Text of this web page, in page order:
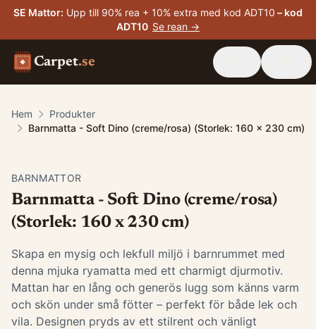
SE Mattor: Upp till 90% rea + 10% extra med kod ADT10 – kod
ADT10 Se rean →
Carpet.se
Hem
Produkter
Barnmatta - Soft Dino (creme/rosa) (Storlek: 160 x 230 cm)
BARNMATTOR
Barnmatta - Soft Dino (creme/rosa)
(Storlek: 160 x 230 cm)
Skapa en mysig och lekfull miljö i barnrummet med
denna mjuka ryamatta med ett charmigt djurmotiv.
Mattan har en lång och generös lugg som känns varm
och skön under små fötter – perfekt för både lek och
vila. Designen pryds av ett stilrent och vänligt